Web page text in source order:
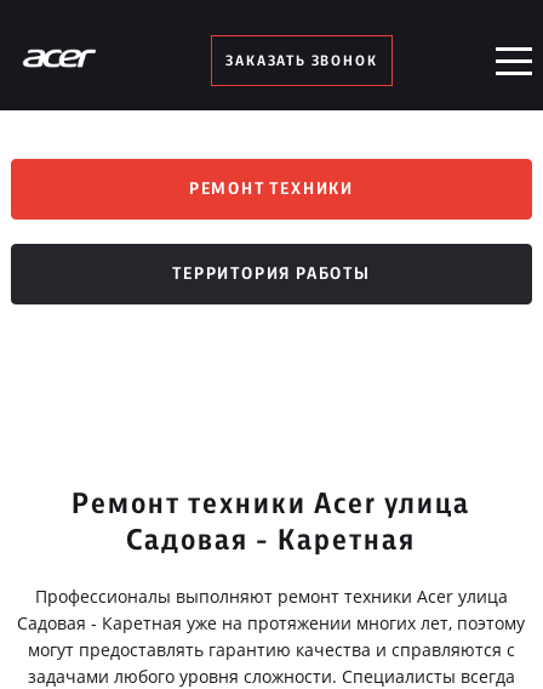
ЗАКАЗАТЬ ЗВОНОК
РЕМОНТ ТЕХНИКИ
ТЕРРИТОРИЯ РАБОТЫ
Ремонт техники Acer улица
Садовая - Каретная
Профессионалы выполняют ремонт техники Acer улица
Садовая - Каретная уже на протяжении многих лет, поэтому
могут предоставлять гарантию качества и справляются с
задачами любого уровня сложности. Специалисты всегда